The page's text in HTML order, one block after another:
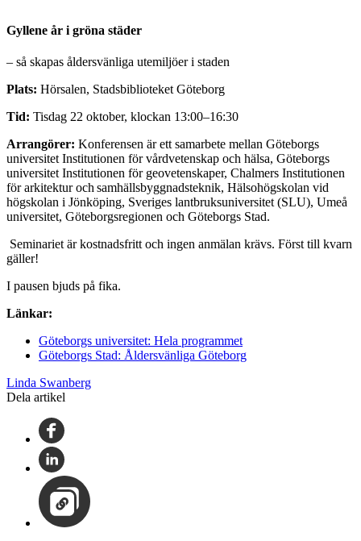
Gyllene år i gröna städer
– så skapas åldersvänliga utemiljöer i staden
Plats: Hörsalen, Stadsbiblioteket Göteborg
Tid: Tisdag 22 oktober, klockan 13:00–16:30
Arrangörer: Konferensen är ett samarbete mellan Göteborgs
universitet Institutionen för vårdvetenskap och hälsa, Göteborgs
universitet Institutionen för geovetenskaper, Chalmers Institutionen
för arkitektur och samhällsbyggnadsteknik, Hälsohögskolan vid
högskolan i Jönköping, Sveriges lantbruksuniversitet (SLU), Umeå
universitet, Göteborgsregionen och Göteborgs Stad.
Seminariet är kostnadsfritt och ingen anmälan krävs. Först till kvarn
gäller!
I pausen bjuds på fika.
Länkar:
Göteborgs universitet: Hela programmet
Göteborgs Stad: Åldersvänliga Göteborg
Linda Swanberg
Dela artikel